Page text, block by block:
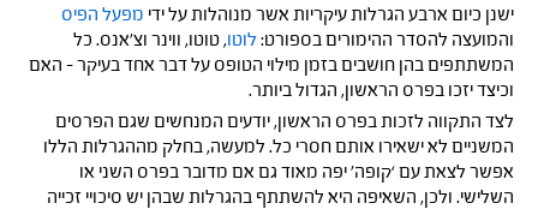
ישנן כיום ארבע הגרלות עיקריות אשר מנוהלות על ידי מפעל הפיס
והמועצה להסדר ההימורים בספורט: לוטו, טוטו, ווינר וצ’אנס. כל
המשתתפים בהן חושבים בזמן מילוי הטופס על דבר אחד בעיקר – האם
וכיצד יזכו בפרס הראשון, הגדול ביותר.
לצד התקווה לזכות בפרס הראשון, יודעים המנחשים שגם הפרסים
המשניים לא ישאירו אותם חסרי כל. למעשה, בחלק מההגרלות הללו
אפשר לצאת עם ‘קופה’ יפה מאוד גם אם מדובר בפרס השני או
השלישי. ולכן, השאיפה היא להשתתף בהגרלות שבהן יש סיכויי זכייה